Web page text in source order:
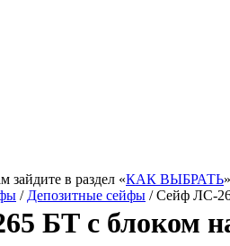
зайдите в раздел «КАК ВЫБРАТЬ
/ Депозитные cейфы / Сейф ЛС-
БТ с блоком